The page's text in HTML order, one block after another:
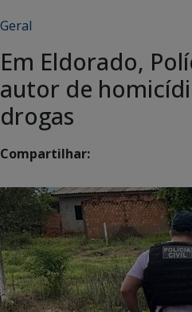
Geral
Em Eldorado,
autor de
drogas
Compartilhar: